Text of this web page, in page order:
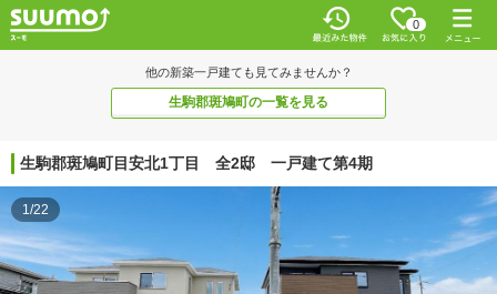
0
他の新築一戸建ても見てみませんか？
生駒郡斑鳩町の一覧を見る
生駒郡斑鳩町目安北1丁目 全2邸 一戸建て第4期
1/22